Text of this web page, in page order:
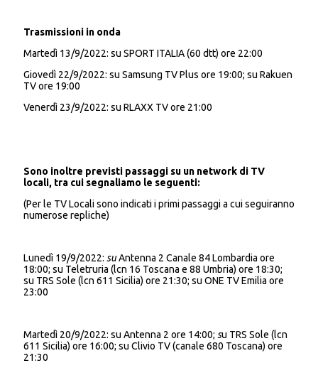
Trasmissioni in onda
Martedì 13/9/2022: su SPORT ITALIA (60 dtt) ore 22:00
Giovedì 22/9/2022: su Samsung TV Plus ore 19:00; su Rakuen
TV ore 19:00
Venerdì 23/9/2022: su RLAXX TV ore 21:00
Sono inoltre previsti passaggi su un network di TV
locali, tra cui segnaliamo le seguenti:
(Per le TV Locali sono indicati i primi passaggi a cui seguiranno
numerose repliche)
Lunedì 19/9/2022: suAntenna 2 Canale 84 Lombardia ore
18:00; su Teletruria (lcn 16 Toscana e 88 Umbria) ore 18:30;
su TRS Sole (lcn 611 Sicilia) ore 21:30; su ONE TV Emilia ore
23:00
Martedì 20/9/2022: su Antenna 2 ore 14:00; su TRS Sole (lcn
611 Sicilia) ore 16:00; su Clivio TV (canale 680 Toscana) ore
21:30